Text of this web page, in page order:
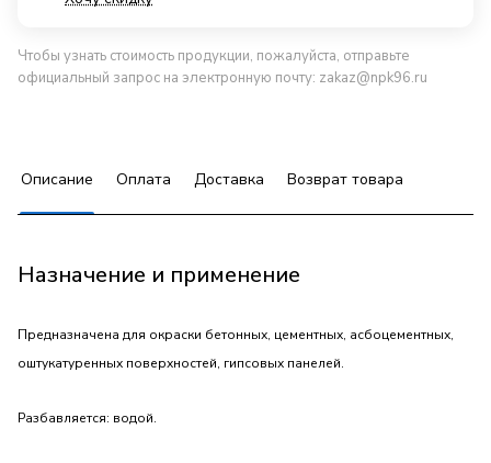
Чтобы узнать стоимость продукции, пожалуйста, отправьте
официальный запрос на электронную почту: zakaz@npk96.ru
Описание Оплата Доставка Возврат товара
Назначение и применение
Предназначена для окраски бетонных, цементных, асбоцементных,
оштукатуренных поверхностей, гипсовых панелей.
Разбавляется: водой.